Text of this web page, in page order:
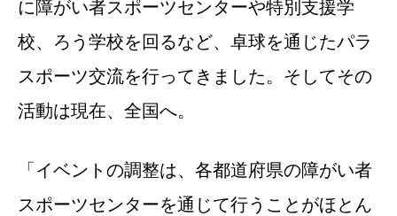
に障がい者スポーツセンターや特別支援学
校、ろう学校を回るなど、卓球を通じたパラ
スポーツ交流を行ってきました。そしてその
活動は現在、全国へ。
「イベントの調整は、各都道府県の障がい者
スポーツセンターを通じて行うことがほとん